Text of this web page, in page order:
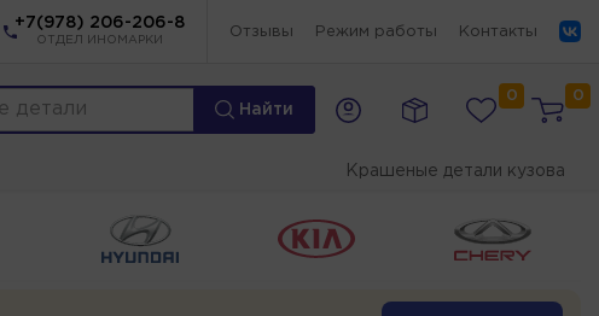
+7(978) 206-206-8
ОТДЕЛ ИНОМАРКИ
Отзывы Режим работы Контакты
Найти
0 0
Крашеные детали кузова